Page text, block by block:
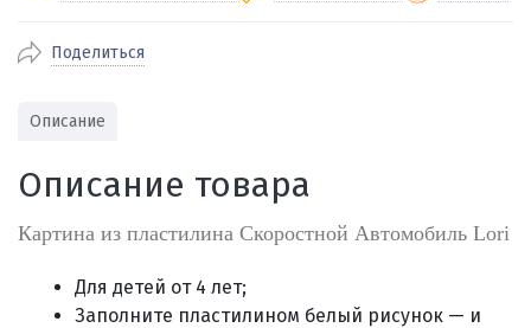
По Екатеринбургу бесплатная
Отправляем во все регионы России
службами Пэк, Кит, Луч, Сдэк, Озон
доставка, Почта РФ или любой другой
Через СБП при получении (для
Екатеринбурга и близлежащих
городов)
Оплата по счету для юридических лиц
Поделиться
Описание
Описание товара
Картина из пластилина Скоростной Автомобиль Lori
Для детей от 4 лет;
Заполните пластилином белый рисунок — и